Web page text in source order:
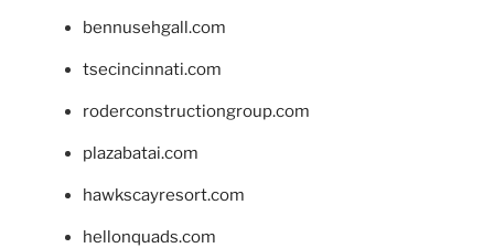
bennusehgall.com
tsecincinnati.com
roderconstructiongroup.com
plazabatai.com
hawkscayresort.com
hellonquads.com